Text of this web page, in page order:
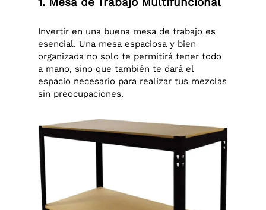
Invertir en una buena mesa de trabajo es
esencial. Una mesa espaciosa y bien
organizada no solo te permitirá tener todo
a mano, sino que también te dará el
espacio necesario para realizar tus mezclas
sin preocupaciones.